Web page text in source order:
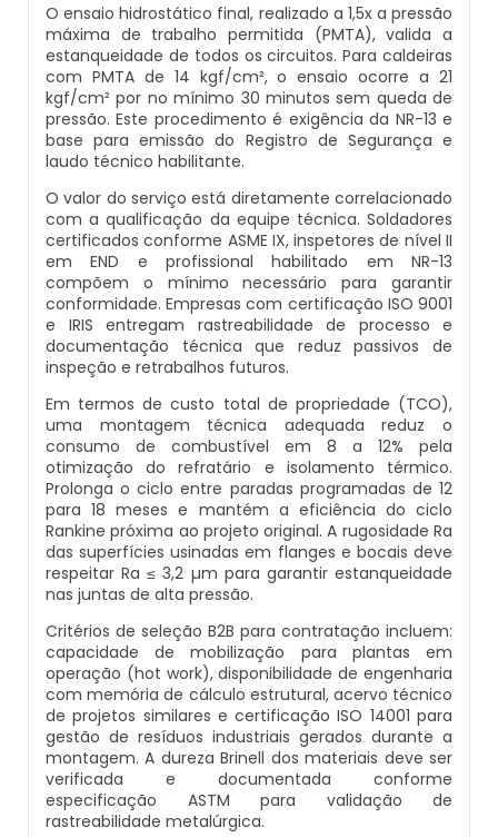
Industrial
Caldeiraria E Montagem Industrial
Caldeiraria Industrial
Caldeiraria Pesada
Caldeiras De Recuperação De Calor Sensivel
Caldeiras E Aquecedores
Caldeiras E Vasos De Pressão
Comprar Caldeira
Controle E Automação De Caldeiras
Curso De Segurança Na Operação De
Caldeiras
Curso Treinamento De Segurança Na
Operação De Caldeiras
Economizador Para Caldeiras
Empresa De Serviços Caldeiraria
Inspeção De Segurança De Caldeiras
Inspeção De Segurança Em Caldeiras
Inspeção De Segurança Em Caldeiras E
Vasos De Pressão
Inspeção De Segurança Em Vasos De
Pressão
Inspeção Dimensional De Caldeiraria
Inspeção Dimensional De Caldeiraria E
Tubulação
Inspeção Em Caldeiras
Inspeção Em Caldeiras Aquatubulares
Inspeção Inicial Em Caldeiras
Inspeção Nas Caldeiras
Inspeção Periodica Em Caldeiras
Manutenção E Inspeção De Caldeiras
Plano De Inspeção De Caldeiras
Manutenção De Caldeiras Em Sp
Manutenção De Caldeiras Industriais
Manutenção Em Caldeiras De Alta Pressão
Manutenção Preventiva Caldeiras
Montagem Caldeiras
Montagem De Caldeiras
Montagem De Caldeiras Preço
Montagem De Caldeiras A Gás
Montagem De Caldeiras A Lenha
Montagem De Caldeiras A Pellets
Montagem De Caldeiras De Aquecimento
Montagem De Caldeiras Empresa
Preço Montagem De Caldeira A Gás
Caldeira Locomotiva A Vapor
Caldeira Usada A Venda
Caldeira Vapor A Lenha
Compra E Venda De Caldeiras Usadas
Comprar Caldeira A Vapor
Comprar Caldeira De Vapor
Distribuidor De Caldeira A Vapor
Empresa De Caldeira A Vapor
Fabrica De Caldeira A Vapor
Fabricante De Caldeira A Vapor
Ferro Com Caldeira A Vapor
Fornecedor De Caldeira A Vapor
Onde Comprar Caldeira A Vapor
Peças Para Caldeira A Vapor
Distribuidor De Caldeira A Gás
Empresa De Caldeira A Gás
Empresa De Manutenção De Caldeira A Gás
Fornecedor De Caldeira A Gás
Manutenção De Caldeira A Gás
Onde Comprar Caldeira A Gás
Peças Para Caldeira A Gás
Queimador De Caldeira A Gás
Queimador Para Caldeira A Gás
Serviço De Manutenção Caldeira A Gás
Valor Caldeira A Gás
Venda Caldeira A Gás
Peças De Caldeiras
Melhor Caldeira Gás Natural
O ensaio hidrostático final, realizado a 1,5x a pressão
máxima de trabalho permitida (PMTA), valida a
estanqueidade de todos os circuitos. Para caldeiras
com PMTA de 14 kgf/cm², o ensaio ocorre a 21
kgf/cm² por no mínimo 30 minutos sem queda de
pressão. Este procedimento é exigência da NR-13 e
base para emissão do Registro de Segurança e
laudo técnico habilitante.
O valor do serviço está diretamente correlacionado
com a qualificação da equipe técnica. Soldadores
certificados conforme ASME IX, inspetores de nível II
em END e profissional habilitado em NR-13
compõem o mínimo necessário para garantir
conformidade. Empresas com certificação ISO 9001
e IRIS entregam rastreabilidade de processo e
documentação técnica que reduz passivos de
inspeção e retrabalhos futuros.
Em termos de custo total de propriedade (TCO),
uma montagem técnica adequada reduz o
consumo de combustível em 8 a 12% pela
otimização do refratário e isolamento térmico.
Prolonga o ciclo entre paradas programadas de 12
para 18 meses e mantém a eficiência do ciclo
Rankine próxima ao projeto original. A rugosidade Ra
das superfícies usinadas em flanges e bocais deve
respeitar Ra ≤ 3,2 µm para garantir estanqueidade
nas juntas de alta pressão.
Critérios de seleção B2B para contratação incluem:
capacidade de mobilização para plantas em
operação (hot work), disponibilidade de engenharia
com memória de cálculo estrutural, acervo técnico
de projetos similares e certificação ISO 14001 para
gestão de resíduos industriais gerados durante a
montagem. A dureza Brinell dos materiais deve ser
verificada e documentada conforme
especificação ASTM para validação de
rastreabilidade metalúrgica.